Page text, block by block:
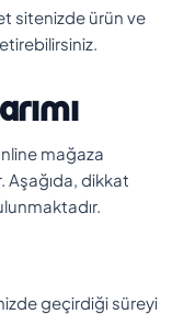
sitenizde ürün ve
mağaza
Aşağıda, dikkat
geçirdiği süreyi